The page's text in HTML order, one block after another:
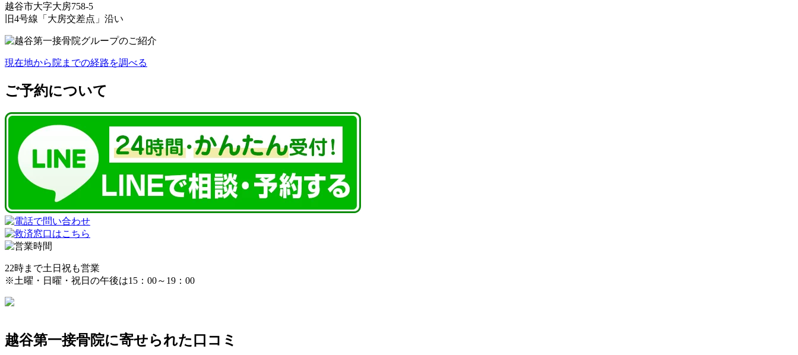
越谷市大字大房758-5
旧4号線「大房交差点」沿い
現在地から院までの経路を調べる
ご予約について
22時まで土日祝も営業
※土曜・日曜・祝日の午後は15：00～19：00
越谷第一接骨院に寄せられた口コミ